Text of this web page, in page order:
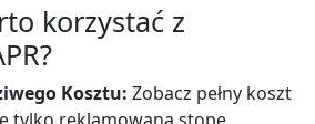
korzystać z
Kosztu: Zobacz pełny koszt